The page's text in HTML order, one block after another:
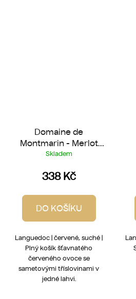
Domaine de
Montmarin - Merlot
2025
Skladem
338 Kč
DO KOŠÍKU
Languedoc | červené, suché |
Plný košík šťavnatého
červeného ovoce se
sametovými tříslovinami v
jedné lahvi.